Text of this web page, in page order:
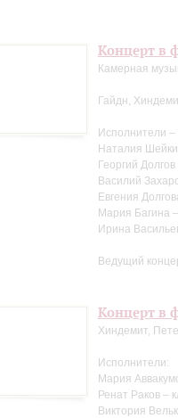
Концерт в
Камерная
Гайдн,
Исполнители
Наталия
Георгий
Василий
Евгения
Мария Багина
Ирина
Ведущий
Концерт в
Хиндемит,
Исполнители:
Мария
Ренат Раков –
Виктория